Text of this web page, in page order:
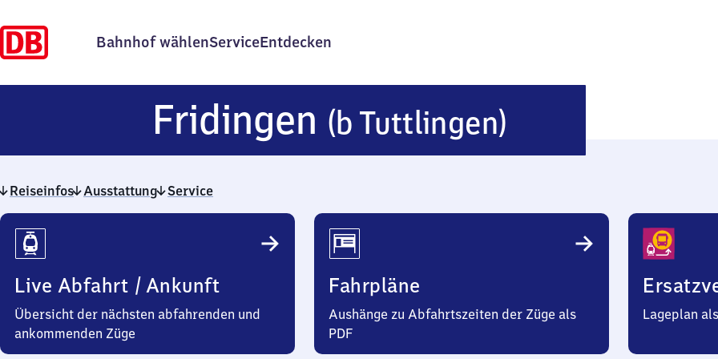
Bahnhof wählenServiceEntdecken
Fridingen (b Tuttlingen)
(bei
Tuttlingen)
Reiseinfos Ausstattung Service
Reiseinfos
Live Abfahrt / Ankunft
Übersicht der nächsten abfahrenden und
ankommenden Züge
Fahrpläne
Aushänge zu Abfahrtszeiten der Züge als
PDF
Lageplan